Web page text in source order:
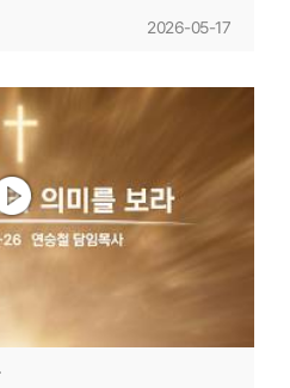
2026-05-17